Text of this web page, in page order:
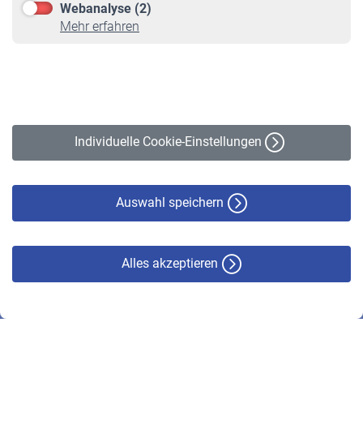
Webanalyse (2)
Mehr erfahren
Individuelle Cookie-Einstellungen
Auswahl speichern
Alles akzeptieren
Online-Rechner
VBLnewsletter
Erklärung zur Barrierefreiheit
© VBL 2026